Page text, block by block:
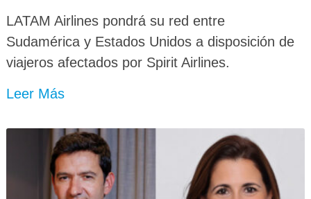
LATAM Airlines pondrá su red entre
Sudamérica y Estados Unidos a disposición de
viajeros afectados por Spirit Airlines.
Leer Más